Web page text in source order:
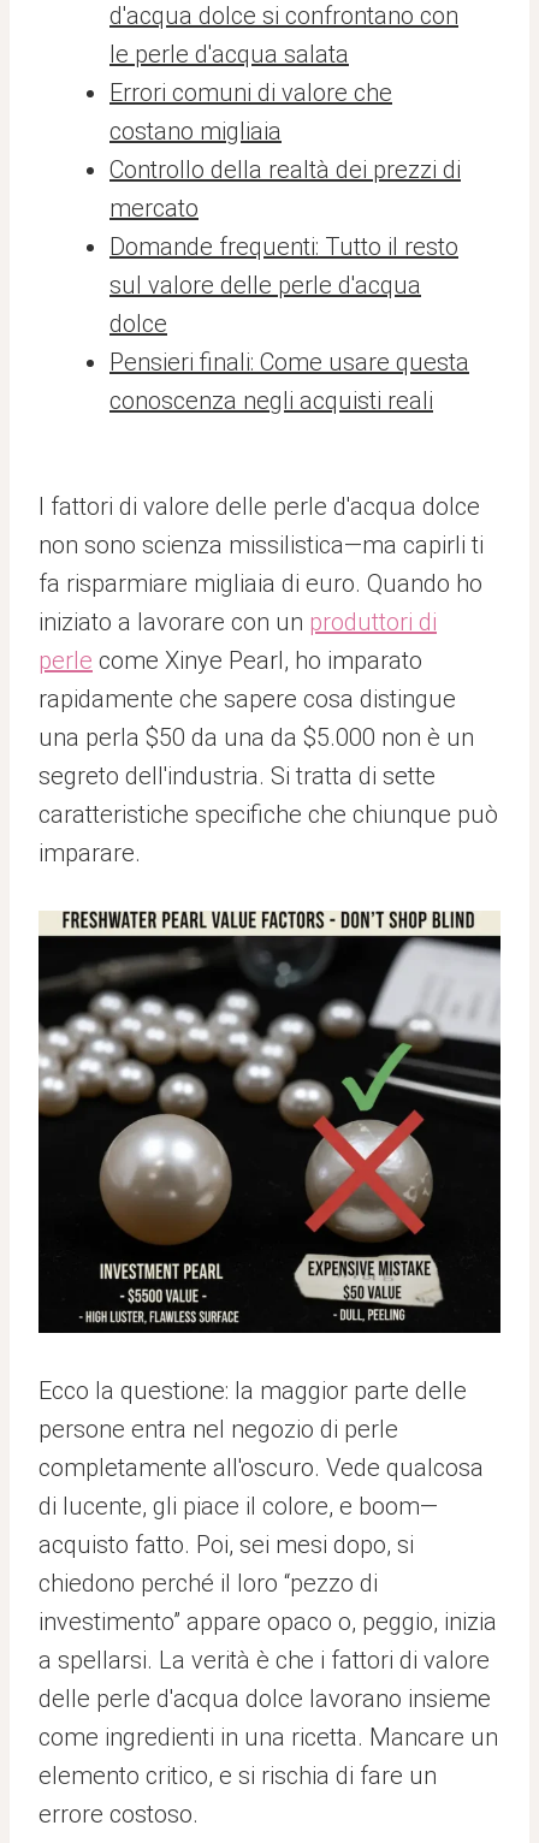
d'acqua dolce si confrontano con
le perle d'acqua salata
Errori comuni di valore che
costano migliaia
Controllo della realtà dei prezzi di
mercato
Domande frequenti: Tutto il resto
sul valore delle perle d'acqua
dolce
Pensieri finali: Come usare questa
conoscenza negli acquisti reali
I fattori di valore delle perle d'acqua dolce
non sono scienza missilistica—ma capirli ti
fa risparmiare migliaia di euro. Quando ho
iniziato a lavorare con un produttori di
perle come Xinye Pearl, ho imparato
rapidamente che sapere cosa distingue
una perla $50 da una da $5.000 non è un
segreto dell'industria. Si tratta di sette
caratteristiche specifiche che chiunque può
imparare.
Ecco la questione: la maggior parte delle
persone entra nel negozio di perle
completamente all'oscuro. Vede qualcosa
di lucente, gli piace il colore, e boom—
acquisto fatto. Poi, sei mesi dopo, si
chiedono perché il loro “pezzo di
investimento” appare opaco o, peggio, inizia
a spellarsi. La verità è che i fattori di valore
delle perle d'acqua dolce lavorano insieme
come ingredienti in una ricetta. Mancare un
elemento critico, e si rischia di fare un
errore costoso.